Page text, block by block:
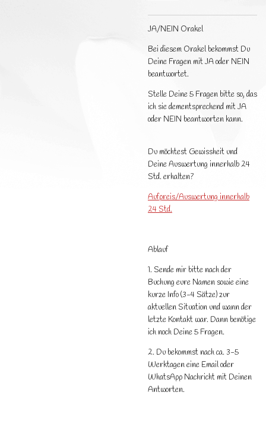
JA/NEIN Orakel
Bei diesem Orakel bekommst Du
Deine Fragen mit JA oder NEIN
beantwortet.
Stelle Deine 5 Fragen bitte so, das
ich sie dementsprechend mit JA
oder NEIN beantworten kann.
Du möchtest Gewissheit und
Deine Auswertung innerhalb 24
Std. erhalten?
Aufpreis/Auswertung innerhalb
24 Std.
Ablauf
1. Sende mir bitte nach der
Buchung eure Namen sowie eine
kurze Info (3-4 Sätze) zur
aktuellen Situation und wann der
letzte Kontakt war. Dann benötige
ich noch Deine 5 Fragen.
2. Du bekommst nach ca. 3-5
Werktagen eine Email oder
WhatsApp Nachricht mit Deinen
Antworten.